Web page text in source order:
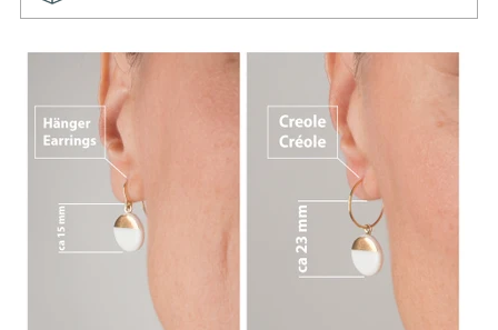
Produkt
den
Warenkorb